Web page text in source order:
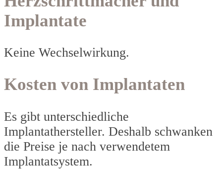
Implantate
Keine Wechselwirkung.
Kosten von Implantaten
Es gibt unterschiedliche
Implantathersteller. Deshalb schwanken
die Preise je nach verwendetem
Implantatsystem.